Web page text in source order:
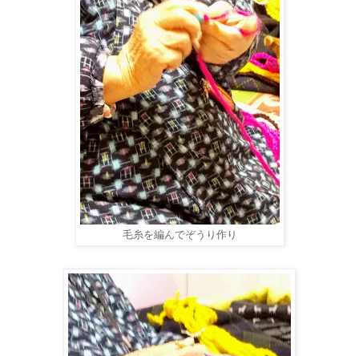
毛糸を編んでぞうり作り